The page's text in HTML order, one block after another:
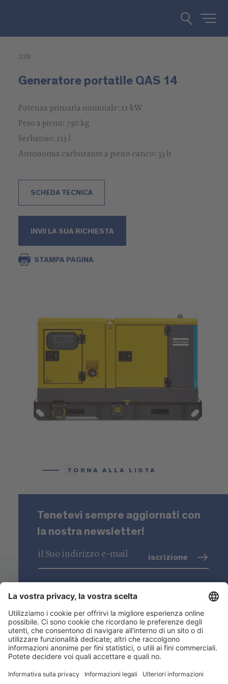
229
Generatore portatile QAS 14
Potenza primaria nominale: 11 kW
Peso a pieno: 750 kg
Serbatoio: 115 l
Autonomia carburante a pieno carico: 33 h
SCHEDA TECNICA
INVII LA SUA RICHIESTA
STAMPA PAGINA
TORNA ALLA LISTA
Tenetevi sempre aggiornati con
la nostra newsletter!
iscrizione
Niederstätter SpA
Sedi